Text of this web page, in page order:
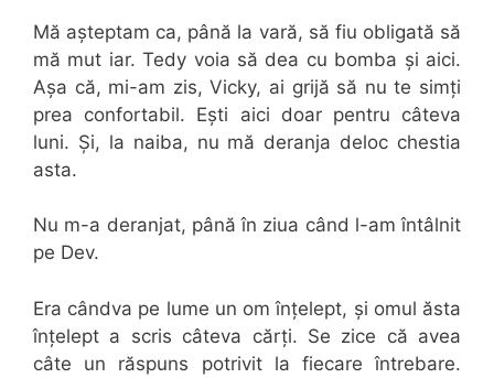
Mă așteptam ca, până la vară, să fiu obligată să
mă mut iar. Tedy voia să dea cu bomba și aici.
Așa că, mi-am zis, Vicky, ai grijă să nu te simți
prea confortabil. Ești aici doar pentru câteva
luni. Și, la naiba, nu mă deranja deloc chestia
asta.
Nu m-a deranjat, până în ziua când l-am întâlnit
pe Dev.
Era cândva pe lume un om înțelept, și omul ăsta
înțelept a scris câteva cărți. Se zice că avea
câte un răspuns potrivit la fiecare întrebare.